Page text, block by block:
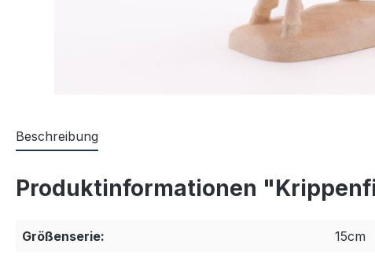
Beschreibung
Produktinformationen
Größenserie:
15cm